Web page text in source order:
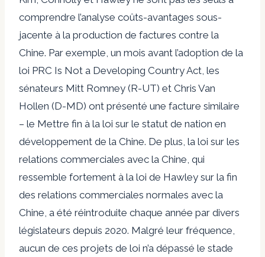
comprendre l’analyse coûts-avantages sous-
jacente à la production de factures contre la
Chine. Par exemple, un mois avant l’adoption de la
loi PRC Is Not a Developing Country Act, les
sénateurs Mitt Romney (R-UT) et Chris Van
Hollen (D-MD) ont présenté une facture similaire
– le Mettre fin à la loi sur le statut de nation en
développement de la Chine. De plus, la loi sur les
relations commerciales avec la Chine, qui
ressemble fortement à la loi de Hawley sur la fin
des relations commerciales normales avec la
Chine, a été réintroduite chaque année par divers
législateurs depuis 2020. Malgré leur fréquence,
aucun de ces projets de loi n’a dépassé le stade